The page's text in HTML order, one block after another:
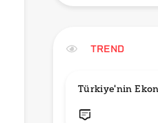
TREND
Türkiye'nin